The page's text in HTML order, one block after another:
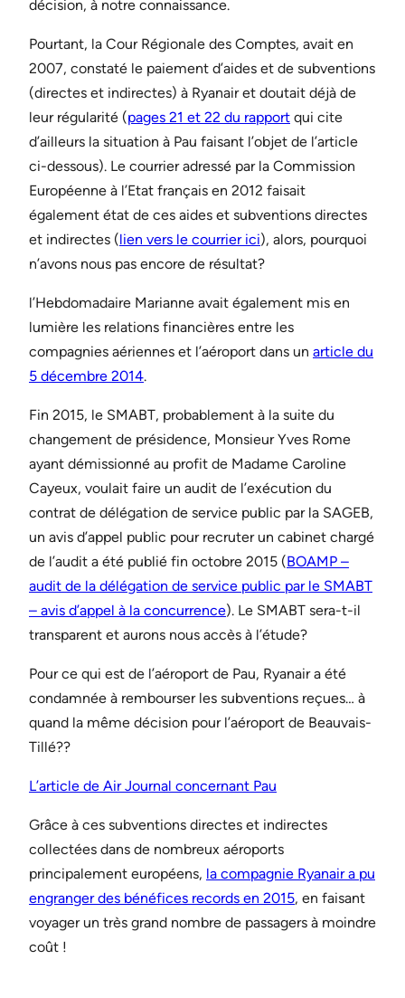
décision, à notre connaissance.
Pourtant, la Cour Régionale des Comptes, avait en
2007, constaté le paiement d’aides et de subventions
(directes et indirectes) à Ryanair et doutait déjà de
leur régularité (pages 21 et 22 du rapport qui cite
d’ailleurs la situation à Pau faisant l’objet de l’article
ci-dessous). Le courrier adressé par la Commission
Européenne à l’Etat français en 2012 faisait
également état de ces aides et subventions directes
et indirectes (lien vers le courrier ici), alors, pourquoi
n’avons nous pas encore de résultat?
l’Hebdomadaire Marianne avait également mis en
lumière les relations financières entre les
compagnies aériennes et l’aéroport dans un article du
5 décembre 2014.
Fin 2015, le SMABT, probablement à la suite du
changement de présidence, Monsieur Yves Rome
ayant démissionné au profit de Madame Caroline
Cayeux, voulait faire un audit de l’exécution du
contrat de délégation de service public par la SAGEB,
un avis d’appel public pour recruter un cabinet chargé
de l’audit a été publié fin octobre 2015 (BOAMP –
audit de la délégation de service public par le SMABT
– avis d’appel à la concurrence). Le SMABT sera-t-il
transparent et aurons nous accès à l’étude?
Pour ce qui est de l’aéroport de Pau, Ryanair a été
condamnée à rembourser les subventions reçues… à
quand la même décision pour l’aéroport de Beauvais-
Tillé??
L’article de Air Journal concernant Pau
Grâce à ces subventions directes et indirectes
collectées dans de nombreux aéroports
principalement européens, la compagnie Ryanair a pu
engranger des bénéfices records en 2015, en faisant
voyager un très grand nombre de passagers à moindre
coût !